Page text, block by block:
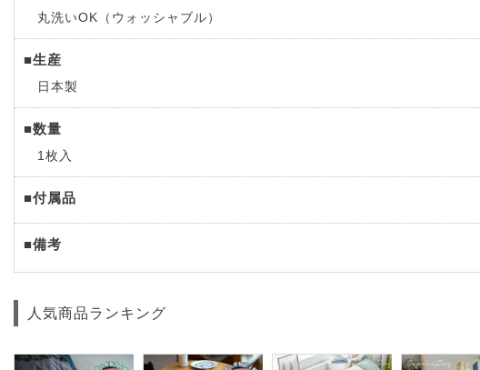
丸洗いOK（ウォッシャブル）
■生産
日本製
■数量
1枚入
■付属品
■備考
人気商品ランキング